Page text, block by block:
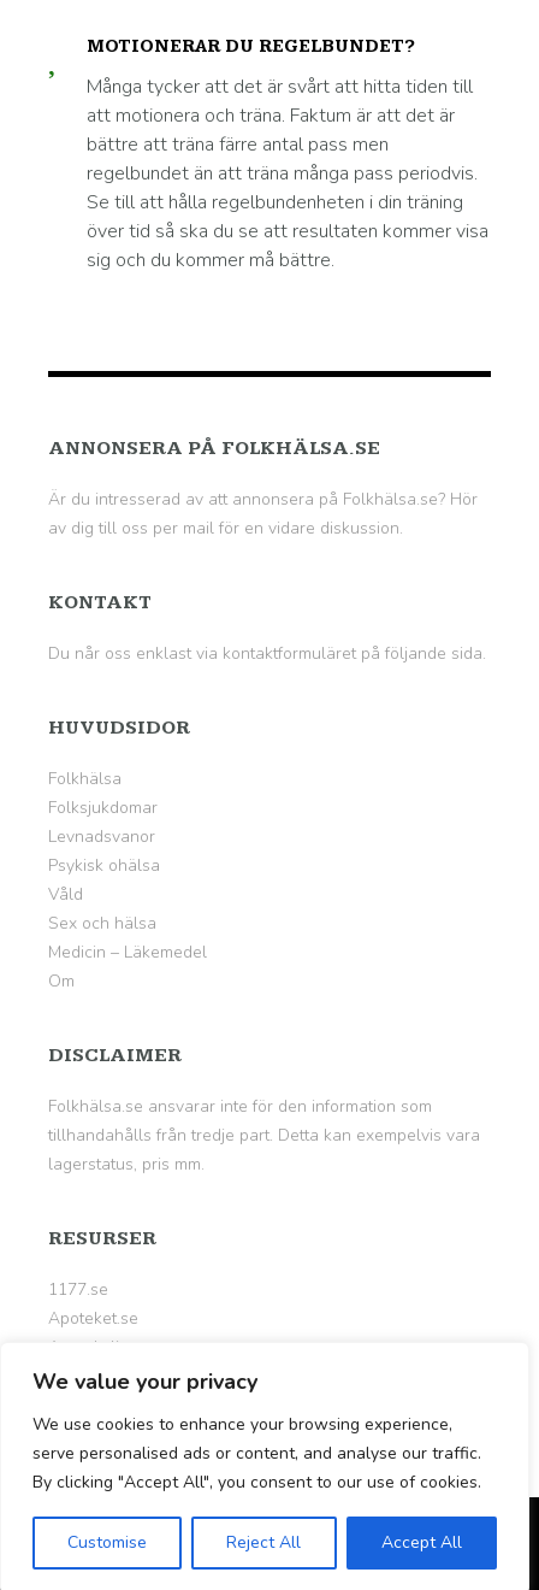
We value your privacy
We use cookies to enhance your browsing experience,
serve personalised ads or content, and analyse our traffic.
By clicking "Accept All", you consent to our use of cookies.
Customise Reject All Accept All
MOTIONERAR DU REGELBUNDET?
Många tycker att det är svårt att hitta tiden till
att motionera och träna. Faktum är att det är
bättre att träna färre antal pass men
regelbundet än att träna många pass periodvis.
Se till att hålla regelbundenheten i din träning
över tid så ska du se att resultaten kommer visa
sig och du kommer må bättre.
ANNONSERA PÅ FOLKHÄLSA.SE
Är du intresserad av att annonsera på Folkhälsa.se? Hör
av dig till oss per mail för en vidare diskussion.
KONTAKT
Du når oss enklast via kontaktformuläret på följande sida.
HUVUDSIDOR
Folkhälsa
Folksjukdomar
Levnadsvanor
Psykisk ohälsa
Våld
Sex och hälsa
Medicin – Läkemedel
Om
DISCLAIMER
Folkhälsa.se ansvarar inte för den information som
tillhandahålls från tredje part. Detta kan exempelvis vara
lagerstatus, pris mm.
RESURSER
1177.se
Apoteket.se
Apotekslistan.se
Kalorier.org
Nyttigt.se